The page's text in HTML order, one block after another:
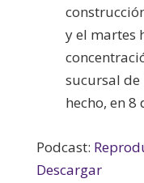
y el martes
sucursal de
hecho, en
Podcast:
Descargar